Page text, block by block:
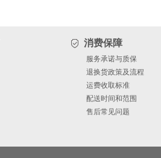
消费保障
服务承诺与质保
退换货政策及流程
运费收取标准
配送时间和范围
售后常见问题